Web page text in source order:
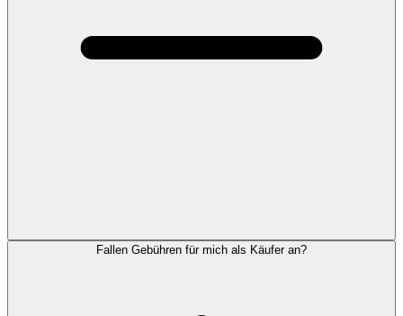
Fallen Gebühren für mich als Käufer an?